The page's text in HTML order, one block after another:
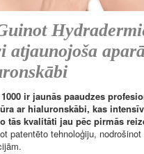
atjaunojoša
ir jaunās paaudzes
ar hialuronskābi, kas
tās kvalitāti jau pēc pirmās
patentēto tehnoloģiju,